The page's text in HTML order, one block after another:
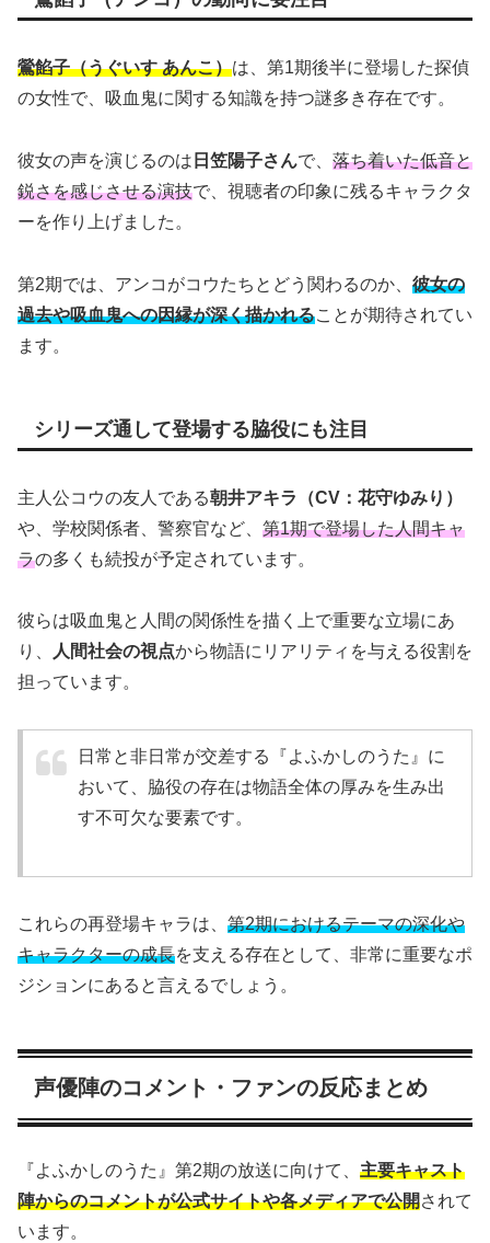
鶯餡子（うぐいす あんこ）は、第1期後半に登場した探偵
の女性で、吸血鬼に関する知識を持つ謎多き存在です。
彼女の声を演じるのは 日笠陽子さんで、 落ち着いた低音と
鋭さを感じさせる演技で、視聴者の印象に残るキャラクタ
ーを作り上げました。
第2期では、アンコがコウたちとどう関わるのか、 彼女の
過去や吸血鬼への因縁が深く描かれることが期待されてい
ます。
シリーズ通して登場する脇役にも注目
主人公コウの友人である朝井アキラ（CV：花守ゆみり）
や、学校関係者、警察官など、 第1期で登場した人間キャ
ラの多くも続投が予定されています。
彼らは吸血鬼と人間の関係性を描く上で重要な立場にあ
り、
人間社会の視点から物語にリアリティを与える役割を
担っています。
日常と非日常が交差する『よふかしのうた』に
おいて、脇役の存在は物語全体の厚みを生み出
す不可欠な要素です。
これらの再登場キャラは、 第2期におけるテーマの深化や
キャラクターの成長を支える存在として、非常に重要なポ
ジションにあると言えるでしょう。
声優陣のコメント・ファンの反応まとめ
『よふかしのうた』第2期の放送に向けて、 主要キャスト
陣からのコメントが公式サイトや各メディアで公開されて
います。